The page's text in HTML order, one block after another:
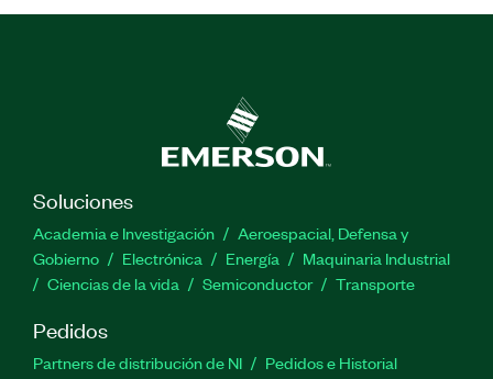
Soluciones
Academia e Investigación
Aeroespacial, Defensa y
Gobierno
Electrónica Energía
Maquinaria Industrial
Ciencias de la vida
Semiconductor Transporte
Pedidos
Partners de distribución de NI
Pedidos e Historial